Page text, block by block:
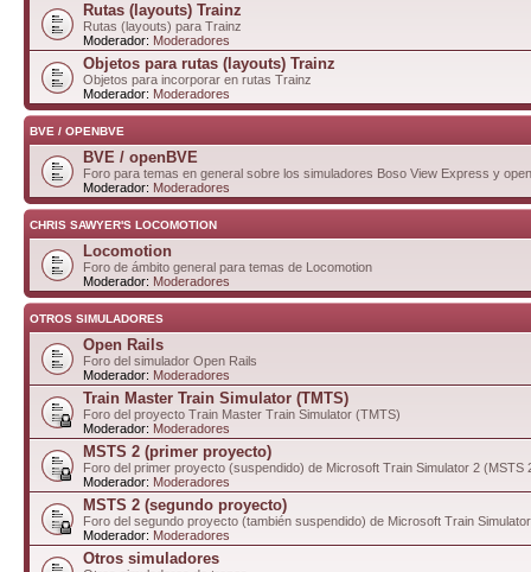
Rutas (layouts) Trainz
Rutas (layouts) para Trainz
Moderador: Moderadores
Objetos para rutas (layouts) Trainz
Objetos para incorporar en rutas Trainz
Moderador: Moderadores
BVE / OPENBVE
BVE / openBVE
Foro para temas en general sobre los simuladores Boso View Express y
Moderador: Moderadores
CHRIS SAWYER'S LOCOMOTION
Locomotion
Foro de ámbito general para temas de Locomotion
Moderador: Moderadores
OTROS SIMULADORES
Open Rails
Foro del simulador Open Rails
Moderador: Moderadores
Train Master Train Simulator (TMTS)
Foro del proyecto Train Master Train Simulator (TMTS)
Moderador: Moderadores
MSTS 2 (primer proyecto)
Foro del primer proyecto (suspendido) de Microsoft Train Simulator 2 (MSTS
Moderador: Moderadores
MSTS 2 (segundo proyecto)
Foro del segundo proyecto (también suspendido) de Microsoft Train
Moderador: Moderadores
Otros simuladores